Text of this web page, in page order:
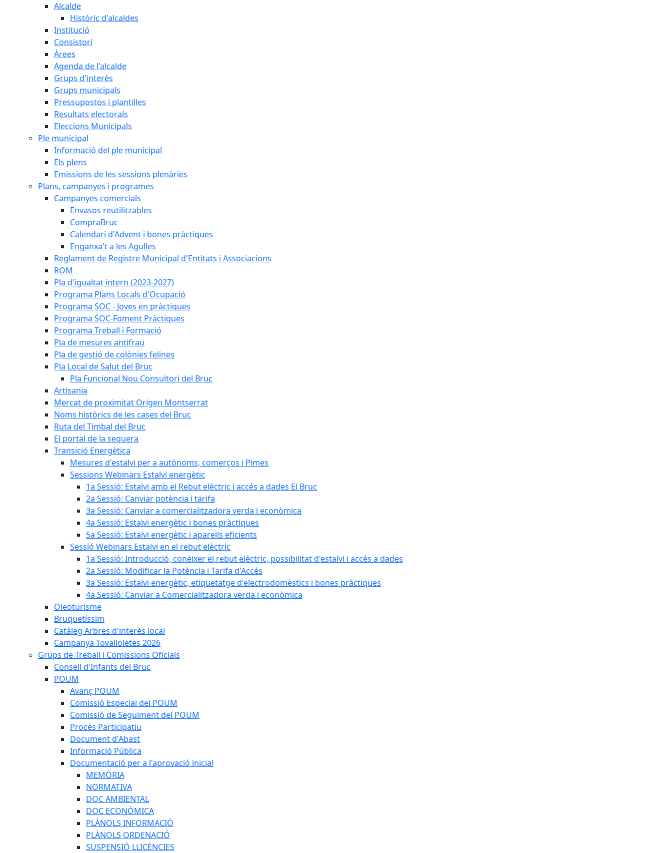
Alcalde
Històric d'alcaldes
Institució
Consistori
Àrees
Agenda de l'alcalde
Grups d'interès
Grups municipals
Pressupostos i plantilles
Resultats electorals
Eleccions Municipals
Ple municipal
Informació del ple municipal
Els plens
Emissions de les sessions plenàries
Plans, campanyes i programes
Campanyes comercials
Envasos reutilitzables
CompraBruc
Calendari d'Advent i bones pràctiques
Enganxa't a les Agulles
Reglament de Registre Municipal d'Entitats i Associacions
ROM
Pla d'igualtat intern (2023-2027)
Programa Plans Locals d'Ocupació
Programa SOC - Joves en pràctiques
Programa SOC-Foment Pràctiques
Programa Treball i Formació
Pla de mesures antifrau
Pla de gestió de colònies felines
Pla Local de Salut del Bruc
Pla Funcional Nou Consultori del Bruc
Artisania
Mercat de proximitat Origen Montserrat
Noms històrics de les cases del Bruc
Ruta del Timbal del Bruc
El portal de la sequera
Transició Energètica
Mesures d'estalvi per a autònoms, comerços i Pimes
Sessions Webinars Estalvi energètic
1a Sessió: Estalvi amb el Rebut elèctric i accés a dades El Bruc
2a Sessió: Canviar potència i tarifa
3a Sessió: Canviar a comercialitzadora verda i econòmica
4a Sessió: Estalvi energètic i bones pràctiques
5a Sessió: Estalvi energètic i aparells eficients
Sessió Webinars Estalvi en el rebut elèctric
1a Sessió: Introducció, conèixer el rebut elèctric, possibilitat d'estalvi i accés a dades
2a Sessió: Modificar la Potència i Tarifa d'Accés
3a Sessió: Estalvi energètic, etiquetatge d'electrodomèstics i bones pràctiques
4a Sessió: Canviar a Comercialitzadora verda i econòmica
Oleoturisme
Bruquetíssim
Catàleg Arbres d'interès local
Campanya Tovalloletes 2026
Grups de Treball i Comissions Oficials
Consell d'Infants del Bruc
POUM
Avanç POUM
Comissió Especial del POUM
Comissió de Seguiment del POUM
Procés Participatiu
Document d'Abast
Informació Pública
Documentació per a l'aprovació inicial
MEMÒRIA
NORMATIVA
DOC AMBIENTAL
DOC ECONÒMICA
PLÀNOLS INFORMACIÓ
PLÀNOLS ORDENACIÓ
SUSPENSIÓ LLICÈNCIES